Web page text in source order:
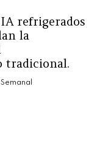
refrigerados
la
tradicional.